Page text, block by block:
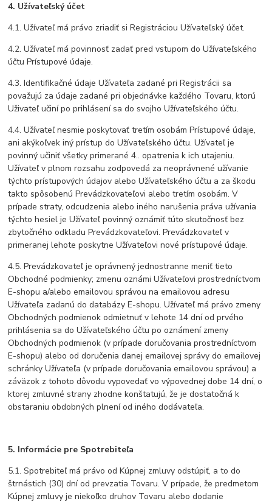
4. Užívateľský účet
4.1. Užívateľ má právo zriadiť si Registráciou Užívateľský účet.
4.2. Užívateľ má povinnosť zadať pred vstupom do Užívateľského
účtu Prístupové údaje.
4.3. Identifikačné údaje Užívateľa zadané pri Registrácii sa
považujú za údaje zadané pri objednávke každého Tovaru, ktorú
Uživateľ učiní po prihlásení sa do svojho Užívateľského účtu.
4.4. Užívateľ nesmie poskytovať tretím osobám Prístupové údaje,
ani akýkoľvek iný prístup do Užívateľského účtu. Užívateľ je
povinný učiniť všetky primerané 4.. opatrenia k ich utajeniu.
Užívateľ v plnom rozsahu zodpovedá za neoprávnené užívanie
týchto prístupových údajov alebo Užívateľského účtu a za škodu
takto spôsobenú Prevádzkovateľovi alebo tretím osobám. V
prípade straty, odcudzenia alebo iného narušenia práva užívania
týchto hesiel je Užívateľ povinný oznámiť túto skutočnosť bez
zbytočného odkladu Prevádzkovateľovi. Prevádzkovateľ v
primeranej lehote poskytne Užívateľovi nové prístupové údaje.
4.5. Prevádzkovateľ je oprávnený jednostranne meniť tieto
Obchodné podmienky; zmenu oznámi Užívateľovi prostredníctvom
E-shopu a/alebo emailovou správou na emailovou adresu
Užívateľa zadanú do databázy E-shopu. Užívateľ má právo zmeny
Obchodných podmienok odmietnuť v lehote 14 dní od prvého
prihlásenia sa do Užívateľského účtu po oznámení zmeny
Obchodných podmienok (v prípade doručovania prostredníctvom
E-shopu) alebo od doručenia danej emailovej správy do emailovej
schránky Užívateľa (v prípade doručovania emailovou správou) a
záväzok z tohoto dôvodu vypovedať vo výpovednej dobe 14 dní, o
ktorej zmluvné strany zhodne konštatujú, že je dostatočná k
obstaraniu obdobných plnení od iného dodávateľa.
5. Informácie pre Spotrebiteľa
5.1. Spotrebiteľ má právo od Kúpnej zmluvy odstúpiť, a to do
štrnástich (30) dní od prevzatia Tovaru. V prípade, že predmetom
Kúpnej zmluvy je niekoľko druhov Tovaru alebo dodanie